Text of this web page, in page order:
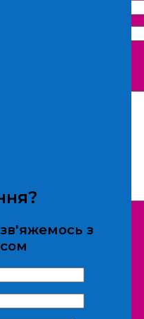
третім особам
з